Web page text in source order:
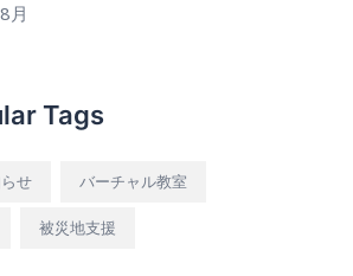
月
Tags
せ バーチャル教室
被災地支援